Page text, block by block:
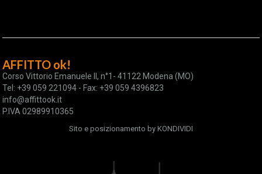
AFFITTO ok!
Corso Vittorio Emanuele II, n°1- 41122 Modena (MO)
Tel: +39 059 221094 - Fax: +39 059 4396823
info@affittook.it
P.IVA 02989910365
Sito e posizionamento by KONDIVIDI